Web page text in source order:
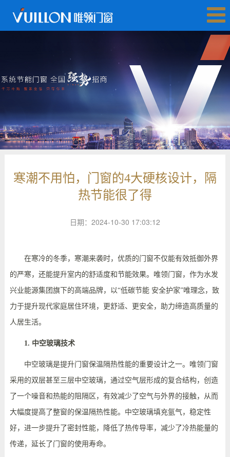
寒潮不用怕，门窗的4大硬核设计，隔
热节能很了得
日期：2024-10-30 17:03:12
在寒冷的冬季，寒潮来袭时，优质的门窗不仅能有效抵御外界
的严寒，还能提升室内的舒适度和节能效果。唯领门窗，作为水发
兴业能源集团旗下的高端品牌， 以“低碳节能 安全护家”唯理念， 致
力于提升现代家庭居住环境 ，更舒适、更安全，助力缔造高质量的
人居生活。
1. 中空玻璃技术
中空玻璃是提升门窗保温隔热性能的重要设计之一。唯领门窗
采用的双层甚至三层中空玻璃，通过空气层形成的复合结构，创造
了一个噪音和热能的阻隔区，有效减少了空气与外界的接触，从而
大幅度提高了整窗的保温隔热性能。中空玻璃填充氩气 ， 稳定性
好，进一步提升了密封性能，降低了热传导率，减少了冷热能量的
传递，延长了门窗的使用寿命。